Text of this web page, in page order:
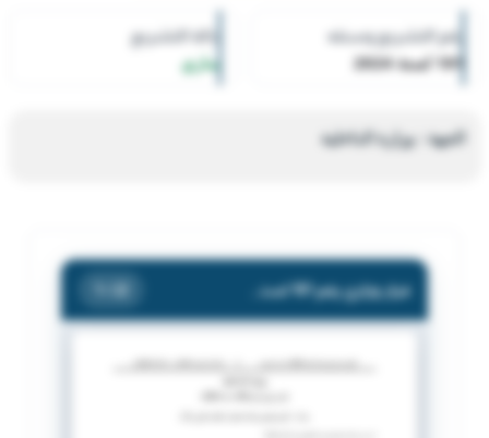
رقم التشريع وسنته
181 لسنة 2024
حالة التشريع
ساري
الجهة : وزارة الداخلية
قرار وزاري رقم 181 لسنة 2024 بشأن تحديد وتقسيم لجان انتخاب أعضاء مجلس الأمة.